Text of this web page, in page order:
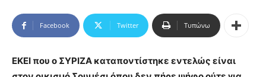
Facebook Twitter Τυπώνω
ΕΚΕΙ που ο ΣΥΡΙΖΑ καταποντίστηκε εντελώς είναι